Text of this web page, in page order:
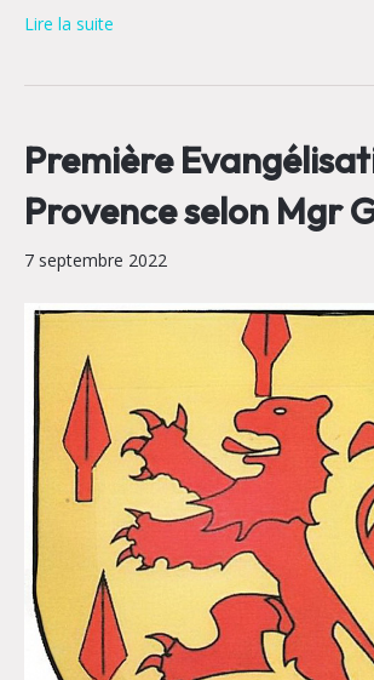
Lire la suite
Première
Provence selon Mgr
7 septembre 2022